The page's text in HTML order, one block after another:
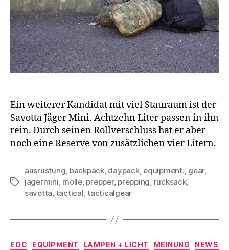
Ein weiterer Kandidat mit viel Stauraum ist der
Savotta Jäger Mini. Achtzehn Liter passen in ihn
rein. Durch seinen Rollverschluss hat er aber
noch eine Reserve von zusätzlichen vier Litern.
Schlagwörter
ausrüstung, backpack, daypack, equipment., gear,
jägermini, molle, prepper, prepping, rucksack,
savotta, tactical,tacticalgear
Kategorien
EDC EQUIPMENT LAMPEN + LICHT MEINUNG
NEWS